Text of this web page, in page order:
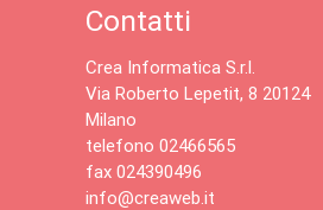
Contatti
Crea Informatica S.r.l.
Via Roberto Lepetit, 8 20124
Milano
telefono 02466565
fax 024390496
info@creaweb.it